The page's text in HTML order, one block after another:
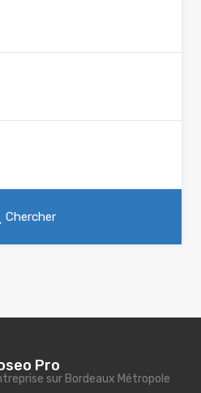
Chercher
Pro
sur Bordeaux Métropole